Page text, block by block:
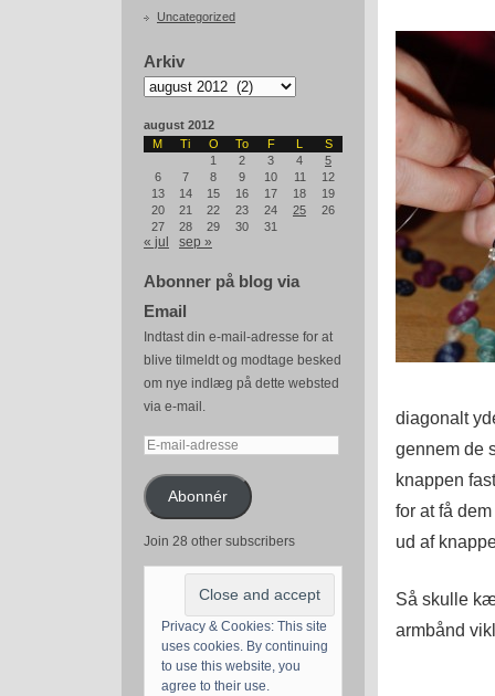
Uncategorized
Arkiv
Arkiv
august 2012
M
Ti O To F L
S
1
2 3 4
5
6
7 8 9 10 11
12
13
14 15 16 17 18
19
20
21 22 23 24 25
26
27
28 29 30 31
« jul sep »
Abonner på blog via
Email
Indtast din e-mail-adresse for at
blive tilmeldt og modtage besked
om nye indlæg på dette websted
via e-mail.
E-
adresseAbonnér
Join 28 other subscribers
Privacy & Cookies: This site
uses cookies. By continuing
to use this website, you
agree to their use.
diagonalt
gennem de
knappen
for at få
ud af
Så skulle
armbånd